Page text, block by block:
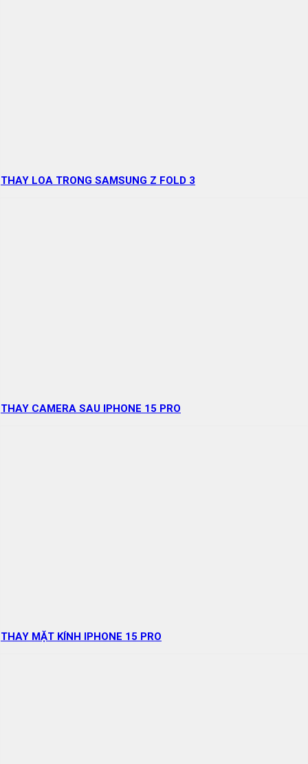
THAY LOA TRONG SAMSUNG Z FOLD 3
THAY CAMERA SAU IPHONE 15 PRO
THAY MẶT KÍNH IPHONE 15 PRO